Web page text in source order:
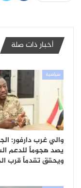
أخبار ذات صلة
سياسية
والي غرب دارفور:
يصد هجوماً للدعم
ويحقق تقدماً قرب